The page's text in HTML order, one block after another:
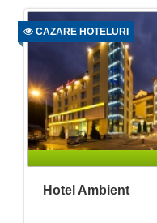
CAZARE HOTELURI
Hotel Ambient